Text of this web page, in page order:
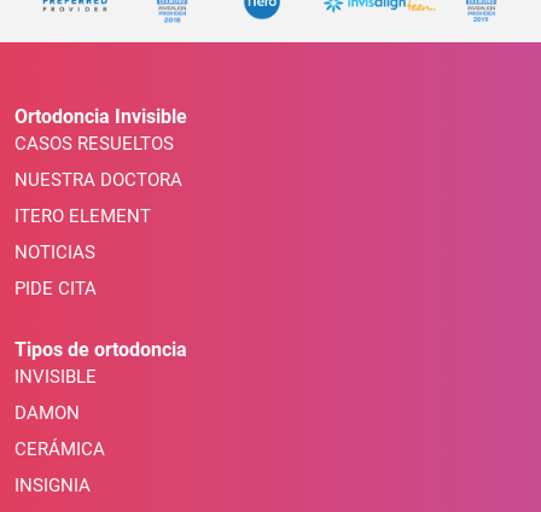
Ortodoncia Invisible
CASOS RESUELTOS
NUESTRA DOCTORA
ITERO ELEMENT
NOTICIAS
PIDE CITA
Tipos de ortodoncia
INVISIBLE
DAMON
CERÁMICA
INSIGNIA